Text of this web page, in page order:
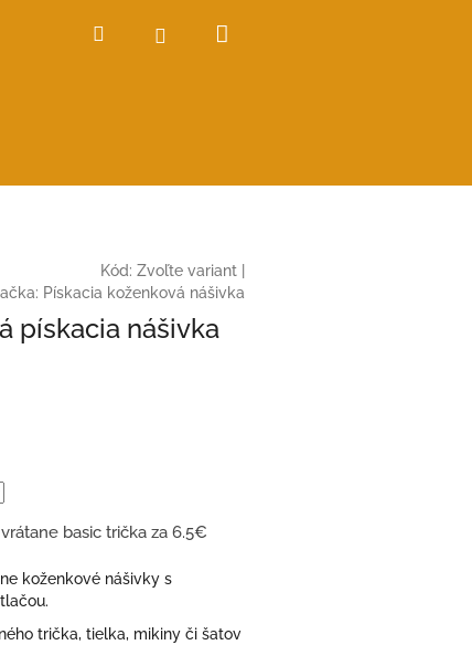
Hľadať Prihlásenie
Kód: Zvoľte variant
Pískacia koženková nášivka
pískacia nášivka
basic trička za 6.5€
koženkové nášivky s
trička, tielka, mikiny či šatov